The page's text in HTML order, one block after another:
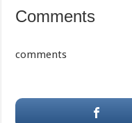
Comments
comments